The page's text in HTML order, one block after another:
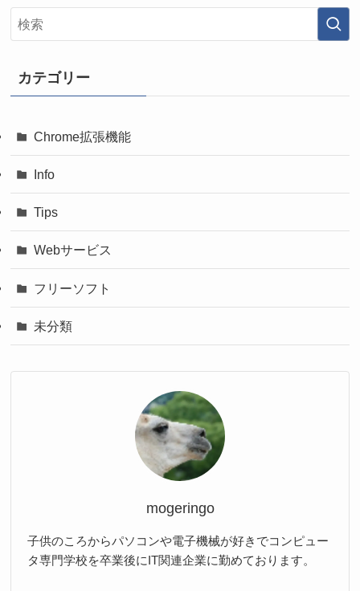
カテゴリー
Chrome拡張機能
Info
Tips
Webサービス
フリーソフト
未分類
mogeringo
子供のころからパソコンや電子機械が好きでコンピュー
タ専門学校を卒業後にIT関連企業に勤めております。